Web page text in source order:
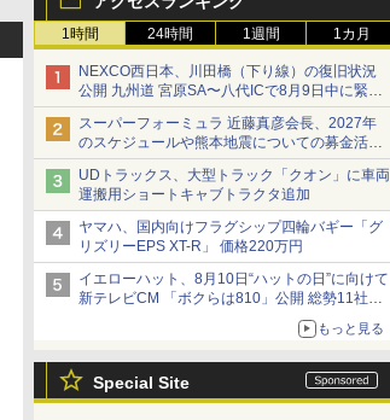
1時間 24時間 1週間 1カ月
NEXCO西日本、川田橋（下り線）の復旧状況
公開 九州道 宮原SA〜八代ICで8月9日中に緊急
車両を通行可能に
スーパーフォーミュラ 近藤真彦会長、2027年
のスケジュールや熊本地震についての募金活動
を紹介
UDトラックス、大型トラック「クオン」に車両
運搬用ショートキャブトラクタ追加
ヤマハ、国内向けフラグシップ四輪バギー「グ
リズリーEPS XT-R」 価格220万円
イエローハット、8月10日“ハットの日”に向けて
新テレビCM 「ボクらは810」公開 総勢11社
もっと見る
Special Site